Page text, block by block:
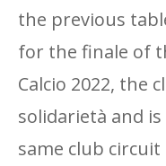
the previous
for the finale of
Calcio 2022, the
solidarietà and
same club